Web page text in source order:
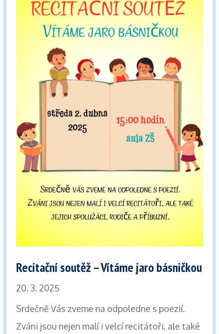
Recitační soutěž – Vítáme jaro básničkou
20. 3. 2025
Srdečně Vás zveme na odpoledne s poezií.
Zváni jsou nejen malí i velcí recitátoři, ale také